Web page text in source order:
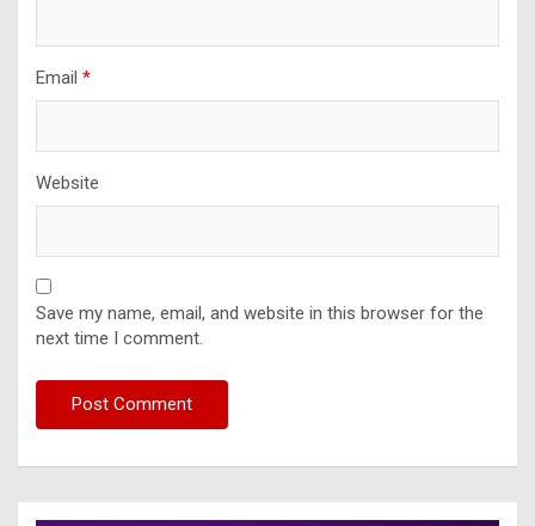
Email *
Website
Save my name, email, and website in this browser for the
next time I comment.